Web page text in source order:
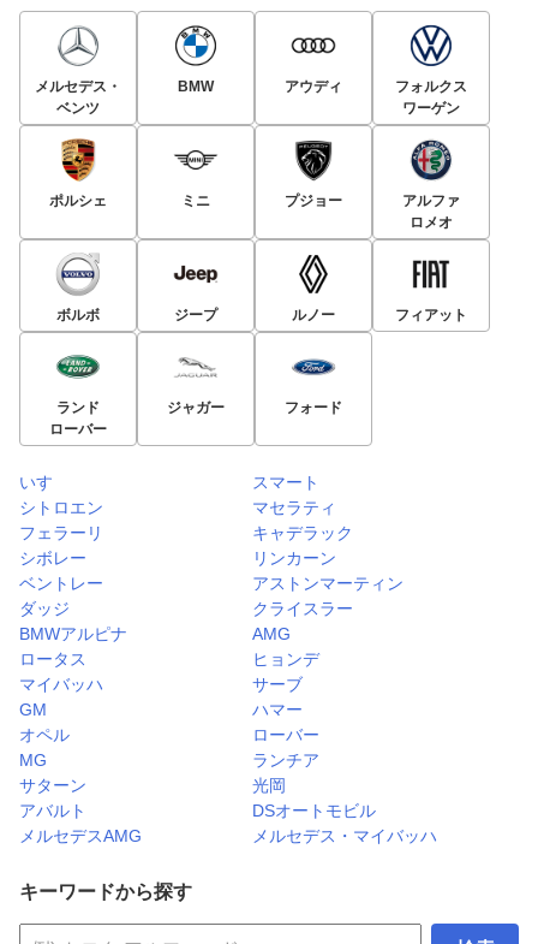
メルセデス・
ベンツ
BMW アウディ
フォルクス
ワーゲン
ポルシェ ミニ プジョー
アルファ
ロメオ
ボルボ ジープ ルノー フィアット
ランド
ローバー
ジャガー フォード
いすゞ
スマート
シトロエン
マセラティ
フェラーリ
キャデラック
シボレー
リンカーン
ベントレー
アストンマーティン
ダッジ
クライスラー
BMWアルピナ
AMG
ロータス
ヒョンデ
マイバッハ
サーブ
GM
ハマー
オペル
ローバー
MG
ランチア
サターン
光岡
アバルト
DSオートモビル
メルセデスAMG
メルセデス・マイバッハ
キーワードから探す